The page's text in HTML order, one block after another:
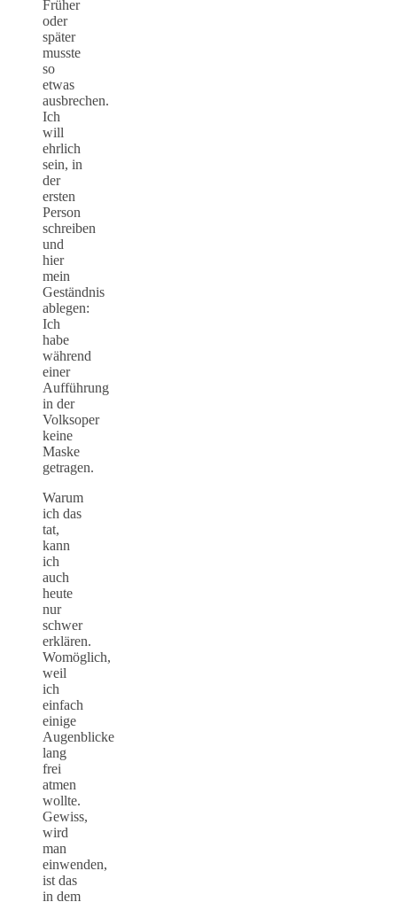
Früher
oder
später
musste
so
etwas
ausbrechen.
Ich
will
ehrlich
sein, in
der
ersten
Person
schreiben
und
hier
mein
Geständnis
ablegen:
Ich
habe
während
einer
Aufführung
in der
Volksoper
keine
Maske
getragen.
Warum
ich das
tat,
kann
ich
auch
heute
nur
schwer
erklären.
Womöglich,
weil
ich
einfach
einige
Augenblicke
lang
frei
atmen
wollte.
Gewiss,
wird
man
einwenden,
ist das
in dem